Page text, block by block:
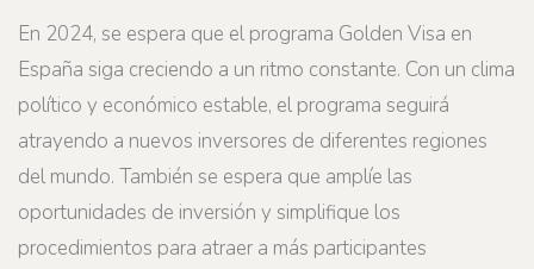
En 2024, se espera que el programa Golden Visa en
España siga creciendo a un ritmo constante. Con un clima
político y económico estable, el programa seguirá
atrayendo a nuevos inversores de diferentes regiones
del mundo. También se espera que amplíe las
oportunidades de inversión y simplifique los
procedimientos para atraer a más participantes